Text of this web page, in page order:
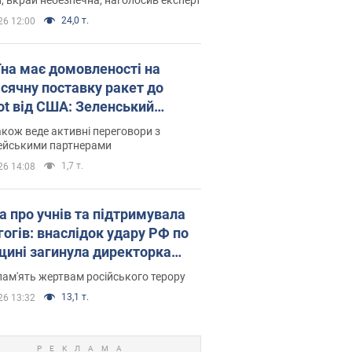
12:00 24,0 т.
має домовленості на
поставку ракет до
від США: Зеленський
подробиці
веде активні переговори з
партнерами
14:08 1,7 т.
про учнів та підтримувала
внаслідок удару РФ по
загинула директорка
ліцею, її чоловік та онук
жертвам російського терору
13:32 13,1 т.